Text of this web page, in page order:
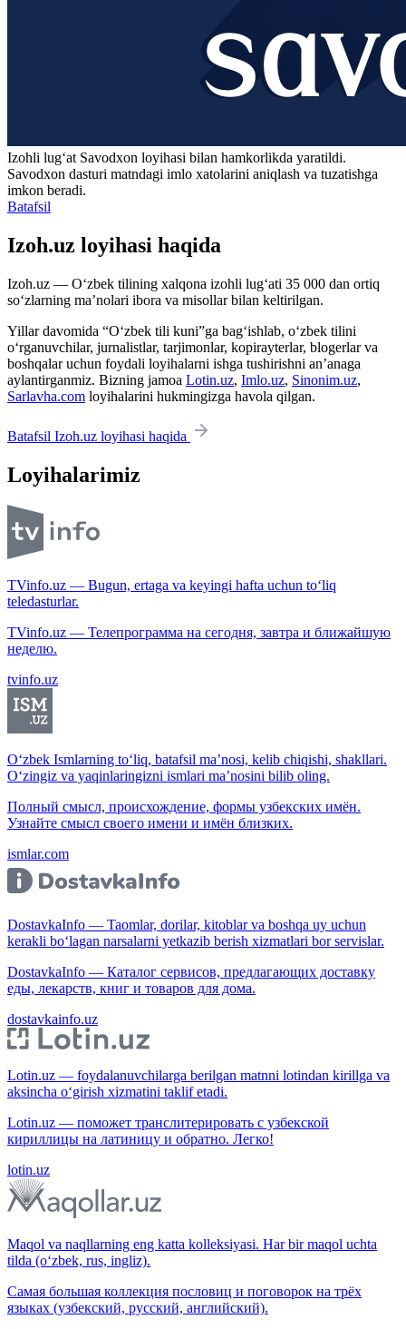
Izohli lugʻat Savodxon loyihasi bilan hamkorlikda yaratildi.
Savodxon dasturi matndagi imlo xatolarini aniqlash va tuzatishga
imkon beradi.
Batafsil
Izoh.uz loyihasi haqida
Izoh.uz — O‘zbek tilining xalqona izohli lug‘ati 35 000 dan ortiq
so‘zlarning ma’nolari ibora va misollar bilan keltirilgan.
Yillar davomida “O‘zbek tili kuni”ga bag‘ishlab, o‘zbek tilini
o‘rganuvchilar, jurnalistlar, tarjimonlar, kopirayterlar, blogerlar va
boshqalar uchun foydali loyihalarni ishga tushirishni an’anaga
aylantirganmiz. Bizning jamoa Lotin.uz, Imlo.uz, Sinonim.uz,
Sarlavha.com loyihalarini hukmingizga havola qilgan.
Batafsil Izoh.uz loyihasi haqida
Loyihalarimiz
TVinfo.uz — Bugun, ertaga va keyingi hafta uchun to‘liq
teledasturlar.
TVinfo.uz — Телепрограмма на сегодня, завтра и ближайшую
неделю.
tvinfo.uz
O‘zbek Ismlarning to‘liq, batafsil ma’nosi, kelib chiqishi, shakllari.
O‘zingiz va yaqinlaringizni ismlari ma’nosini bilib oling.
Полный смысл, происхождение, формы узбекских имён.
Узнайте смысл своего имени и имён близких.
ismlar.com
DostavkaInfo — Taomlar, dorilar, kitoblar va boshqa uy uchun
kerakli bo‘lagan narsalarni yetkazib berish xizmatlari bor servislar.
DostavkaInfo — Каталог сервисов, предлагающих доставку
еды, лекарств, книг и товаров для дома.
dostavkainfo.uz
Lotin.uz — foydalanuvchilarga berilgan matnni lotindan kirillga va
aksincha o‘girish xizmatini taklif etadi.
Lotin.uz — поможет транслитерировать с узбекской
кириллицы на латиницу и обратно. Легко!
lotin.uz
Maqol va naqllarning eng katta kolleksiyasi. Har bir maqol uchta
tilda (o‘zbek, rus, ingliz).
Самая большая коллекция пословиц и поговорок на трёх
языках (узбекский, русский, английский).